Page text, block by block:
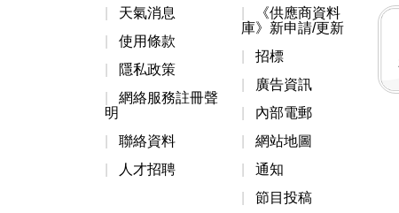
天氣消息
使用條款
隱私政策
網絡服務註冊聲
明
聯絡資料
人才招聘
《供應商資料
庫》新申請/更新
招標
廣告資訊
內部電郵
網站地圖
通知
節目投稿